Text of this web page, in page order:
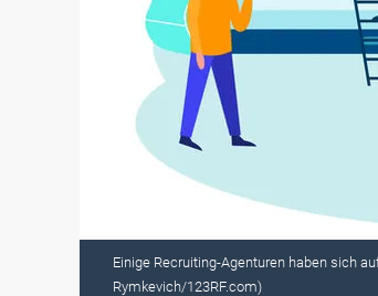
Einige Recruiting-Agenturen haben sich
Rymkevich/123RF.com)